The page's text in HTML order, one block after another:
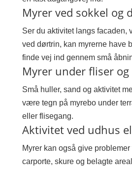
Myrer ved sokkel og
Ser du aktivitet langs facaden,
ved dørtrin, kan myrerne have
finde vej ind gennem små
Myrer under fliser
Små huller, sand og aktivitet
være tegn på myrebo under
eller flisegang.
Aktivitet ved udhus
Myrer kan også give
carporte, skure og belagte